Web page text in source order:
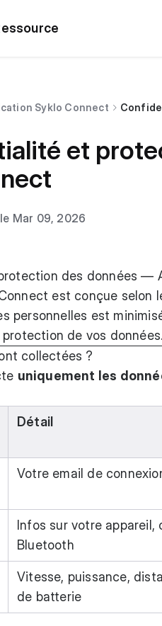
Syklo Connect
et
Mar 09, 2026
des données —
est conçue selon
personnelles est
de vos données.
collectées ?
uniquement les
Détail
Votre email de
Infos sur votre appareil,
Bluetooth
Vitesse, puissance,
de batterie